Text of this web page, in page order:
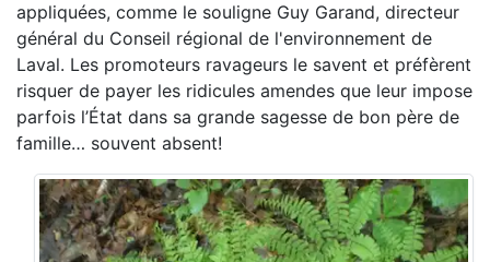
appliquées, comme le souligne Guy Garand, directeur
général du Conseil régional de l'environnement de
Laval. Les promoteurs ravageurs le savent et préfèrent
risquer de payer les ridicules amendes que leur impose
parfois l’État dans sa grande sagesse de bon père de
famille… souvent absent!